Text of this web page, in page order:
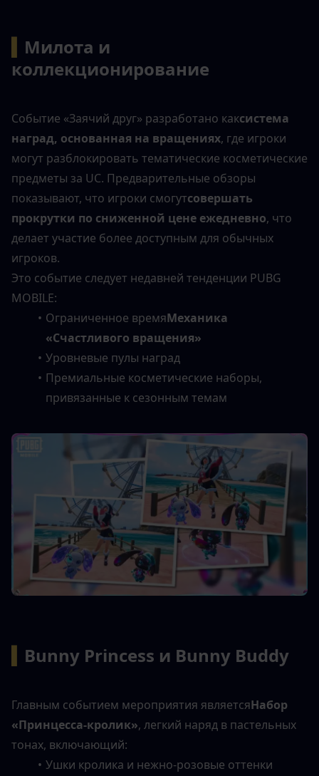
Милота и
коллекционирование
Событие «Заячий друг» разработано каксистема
наград, основанная на вращениях, где игроки
могут разблокировать тематические косметические
предметы за UC. Предварительные обзоры
показывают, что игроки смогутсовершать
прокрутки по сниженной цене ежедневно, что
делает участие более доступным для обычных
игроков.
Это событие следует недавней тенденции PUBG
MOBILE:
Ограниченное времяМеханика
«Счастливого вращения»
Уровневые пулы наград
Премиальные косметические наборы,
привязанные к сезонным темам
Bunny Princess и Bunny Buddy
Главным событием мероприятия являетсяНабор
«Принцесса-кролик», легкий наряд в пастельных
тонах, включающий:
Ушки кролика и нежно-розовые оттенки